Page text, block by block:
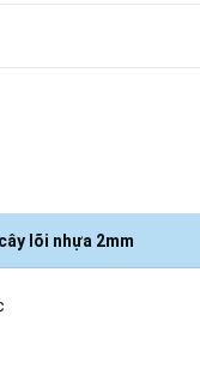
lõi nhựa 2mm